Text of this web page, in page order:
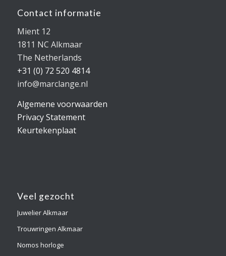
Contact informatie
Mient 12
1811 NC Alkmaar
The Netherlands
+31 (0) 72 520 4814
info@marclange.nl
Algemene voorwaarden
Privacy Statement
Keurtekenplaat
Veel gezocht
Juwelier Alkmaar
Trouwringen Alkmaar
Nomos horloge